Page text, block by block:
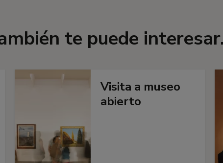
te puede
Visita a museo
abierto